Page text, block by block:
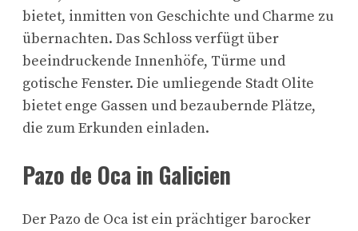
bietet, inmitten von Geschichte und Charme zu
übernachten. Das Schloss verfügt über
beeindruckende Innenhöfe, Türme und
gotische Fenster. Die umliegende Stadt Olite
bietet enge Gassen und bezaubernde Plätze,
die zum Erkunden einladen.
Pazo de Oca in Galicien
Der Pazo de Oca ist ein prächtiger barocker